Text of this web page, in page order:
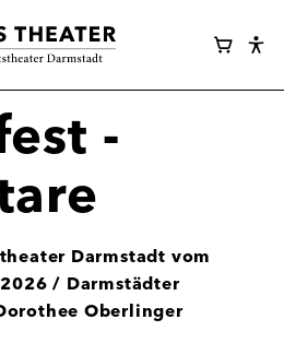
Webshop
-
Darmstadt vom
/ Darmstädter
Oberlinger